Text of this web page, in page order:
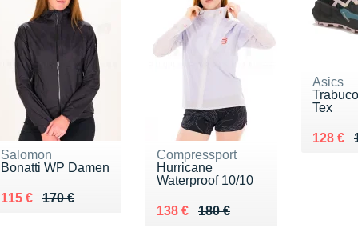
Salomon
Bonatti WP Damen
170 €
Au lieu de 170 €
115 €
Vendu 115 €
Compressport
Hurricane
Waterproof 10/10
180 €
Au lieu de 180 €
138 €
Vendu 138 €
Asics
Tex
Au lieu
128 €
Vendu